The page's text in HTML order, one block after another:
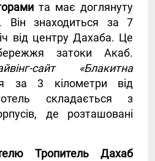
та має доглянуту
Він знаходиться за 7
від центру Дахаба. Це
затоки Акаб.
сайт «Блакитна
за 3 кілометри від
складається з
де розташовані
Тропитель Дахаб